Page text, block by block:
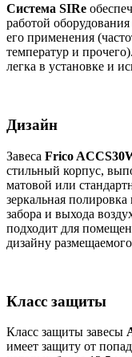
Система SIRe
работой
его применения
температур и
легка в установке и
Дизайн
Завеса Frico
стильный корпус,
матовой или
зеркальная
забора и выхода
подходит для
дизайну
Класс защиты
Класс защиты завесы
имеет защиту от